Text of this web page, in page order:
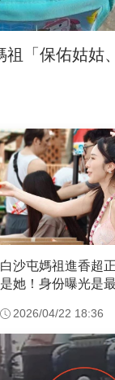
祖「保佑姑姑
白沙屯媽祖進香超
是她！身份曝光是
2026/04/22 18:36